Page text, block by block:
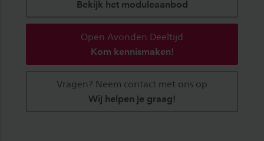
Bekijk het moduleaanbod
Open Avonden Deeltijd
Kom kennismaken!
Vragen? Neem contact met ons op
Wij helpen je graag!